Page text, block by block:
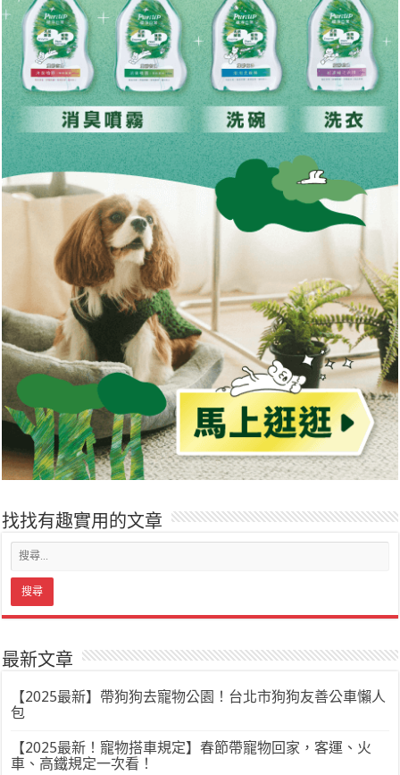
找找有趣實用的文章
最新文章
【2025最新】帶狗狗去寵物公園！台北市狗狗友善公車懶人
包
【2025最新！寵物搭車規定】春節帶寵物回家，客運、火
車、高鐵規定一次看！